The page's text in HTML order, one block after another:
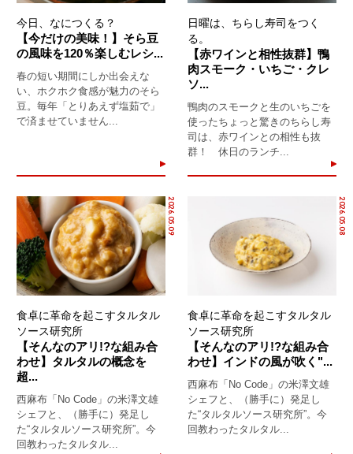
今日、なにつくる？
【今だけの美味！】そら豆
の風味を120％楽しむレシ...
春の短い期間にしか出会えな
い、ホクホク食感が魅力のそら
豆。毎年「とりあえず塩茹で」
で済ませていません...
日曜は、ちらし寿司をつく
る。
【赤ワインと相性抜群】鴨
肉スモーク・いちご・クレ
ソ...
鴨肉のスモークと生のいちごを
使ったちょっと驚きのちらし寿
司は、赤ワインとの相性も抜
群！ 休日のランチ...
2026.05.09
食卓に革命を起こすタルタル
ソース研究所
【そんなのアリ!?な組み合
わせ】タルタルの概念を
超...
西麻布「No Code」の米澤文雄
シェフと、（勝手に）発足し
た“タルタルソース研究所”。今
回教わったタルタル...
2026.05.08
食卓に革命を起こすタルタル
ソース研究所
【そんなのアリ!?な組み合
わせ】インドの風が吹く"...
西麻布「No Code」の米澤文雄
シェフと、（勝手に）発足し
た“タルタルソース研究所”。今
回教わったタルタル...